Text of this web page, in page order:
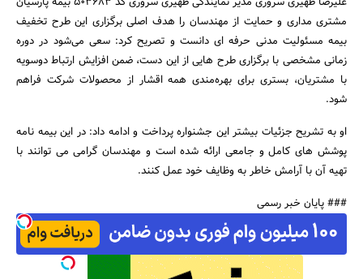
مشتری مداری و حمایت از مهندسان را هدف اصلی برگزاری این طرح تخفیف
بیمه مسئولیت مدنی حرفه ای دانست و تصریح کرد: سعی می‌شود در دوره
زمانی مشخصی با برگزاری طرح هایی از این دست، ضمن افزایش ارتباط دوسویه
با مشتریان، بستری برای بهره‌مندی همه اقشار از محصولات شرکت فراهم
شود.
او به تشریح جزئیات بیشتر این جشنواره پرداخت و ادامه داد: در این بیمه نامه
پوشش های کامل و جامعی ارائه شده است و مهندسان گرامی می توانند با
تهیه آن با آرامش خاطر به وظایف خود عمل کنند.
### پایان خبر رسمی